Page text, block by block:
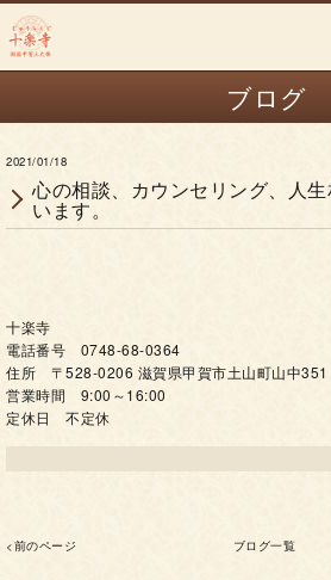
ブログ
2021/01/18
心の相談、カウンセリング、人
います。
十楽寺
電話番号 0748-68-0364
住所 〒528-0206 滋賀県甲賀市土山町山中351
営業時間 9:00～16:00
定休日 不定休
<前のページ ブログ一覧